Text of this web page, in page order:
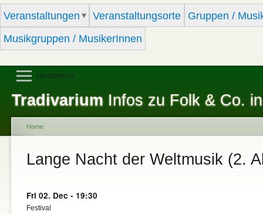
Veranstaltungen Veranstaltungsorte
Gruppen /
Musikgruppen / MusikerInnen
Tradivarium Infos zu Folk & Co.
Hauptmenü
You are here
Home
Lange Nacht der Weltmusik (2.
Fri 02. Dec - 19:30
Festival